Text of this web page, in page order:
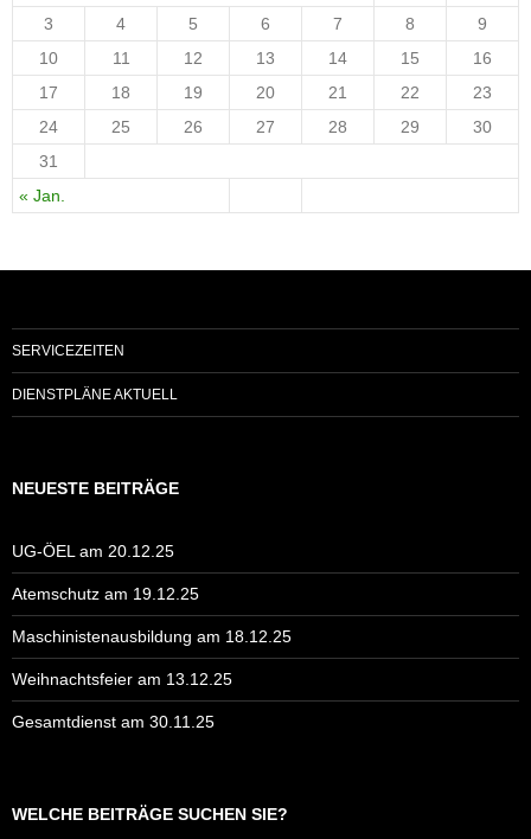
« Jan.
3
4 5 6 7 8
9
10
11 12 13 14 15
16
17
18 19 20 21 22
23
24
25 26 27 28 29
30
31
SERVICEZEITEN
DIENSTPLÄNE AKTUELL
NEUESTE BEITRÄGE
UG-ÖEL am 20.12.25
Atemschutz am 19.12.25
Maschinistenausbildung am 18.12.25
Weihnachtsfeier am 13.12.25
Gesamtdienst am 30.11.25
WELCHE BEITRÄGE SUCHEN SIE?